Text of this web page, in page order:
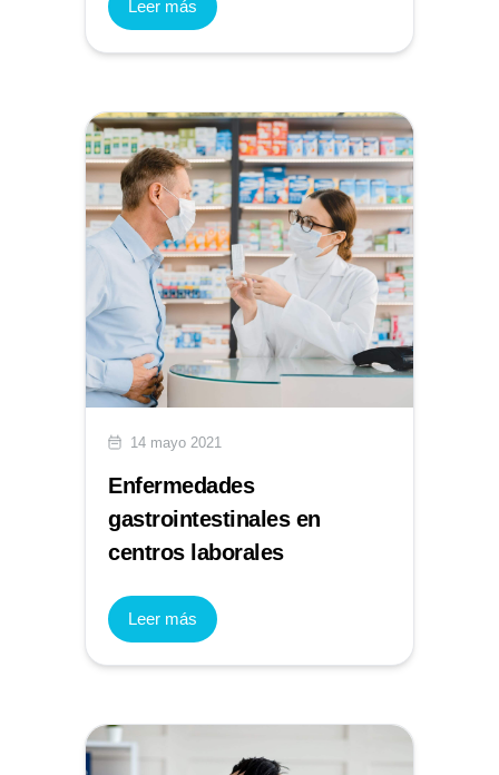
Leer más
14 mayo 2021
Enfermedades
gastrointestinales en
centros laborales
Leer más